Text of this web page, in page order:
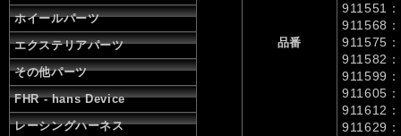
ホイールパーツ
エクステリアパーツ
その他パーツ
FHR - hans Device
レーシングハーネス
品番
911551
911568
911575
911582
911599
911605
911612
911629